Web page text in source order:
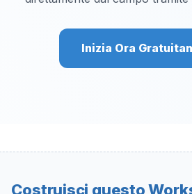
Inizia Ora
Costruisci questo